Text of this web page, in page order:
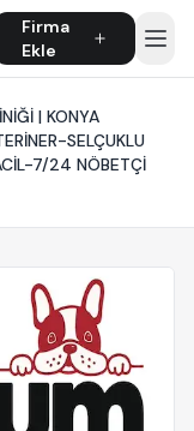
Firma
Ekle
| KONYA
SELÇUKLU
7/24 NÖBETÇİ